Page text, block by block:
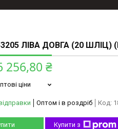
ЛІВА ДОВГА (20 ШЛІЦ)
256,80 ₴
ціни
Оптом і в роздріб Код:
Купити з